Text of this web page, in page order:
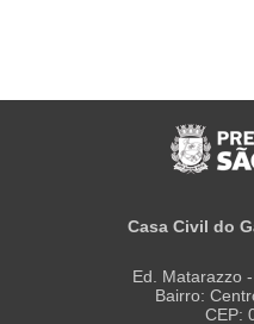
Casa Civil do
Ed. Matarazzo
Bairro:
CEP: